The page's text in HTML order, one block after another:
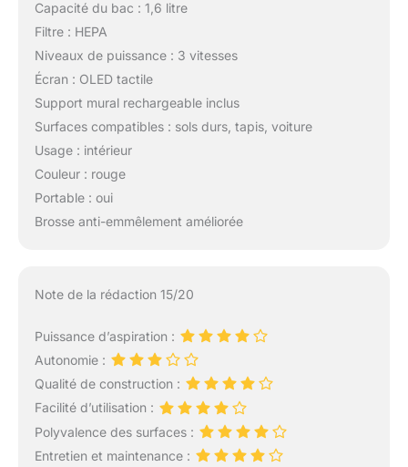
Capacité du bac : 1,6 litre
Filtre : HEPA
Niveaux de puissance : 3 vitesses
Écran : OLED tactile
Support mural rechargeable inclus
Surfaces compatibles : sols durs, tapis, voiture
Usage : intérieur
Couleur : rouge
Portable : oui
Brosse anti-emmêlement améliorée
Note de la rédaction 15/20
Puissance d’aspiration :
Autonomie :
Qualité de construction :
Facilité d’utilisation :
Polyvalence des surfaces :
Entretien et maintenance :